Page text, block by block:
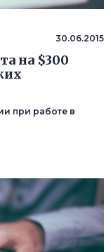
30.06.2015
на $300
при работе в